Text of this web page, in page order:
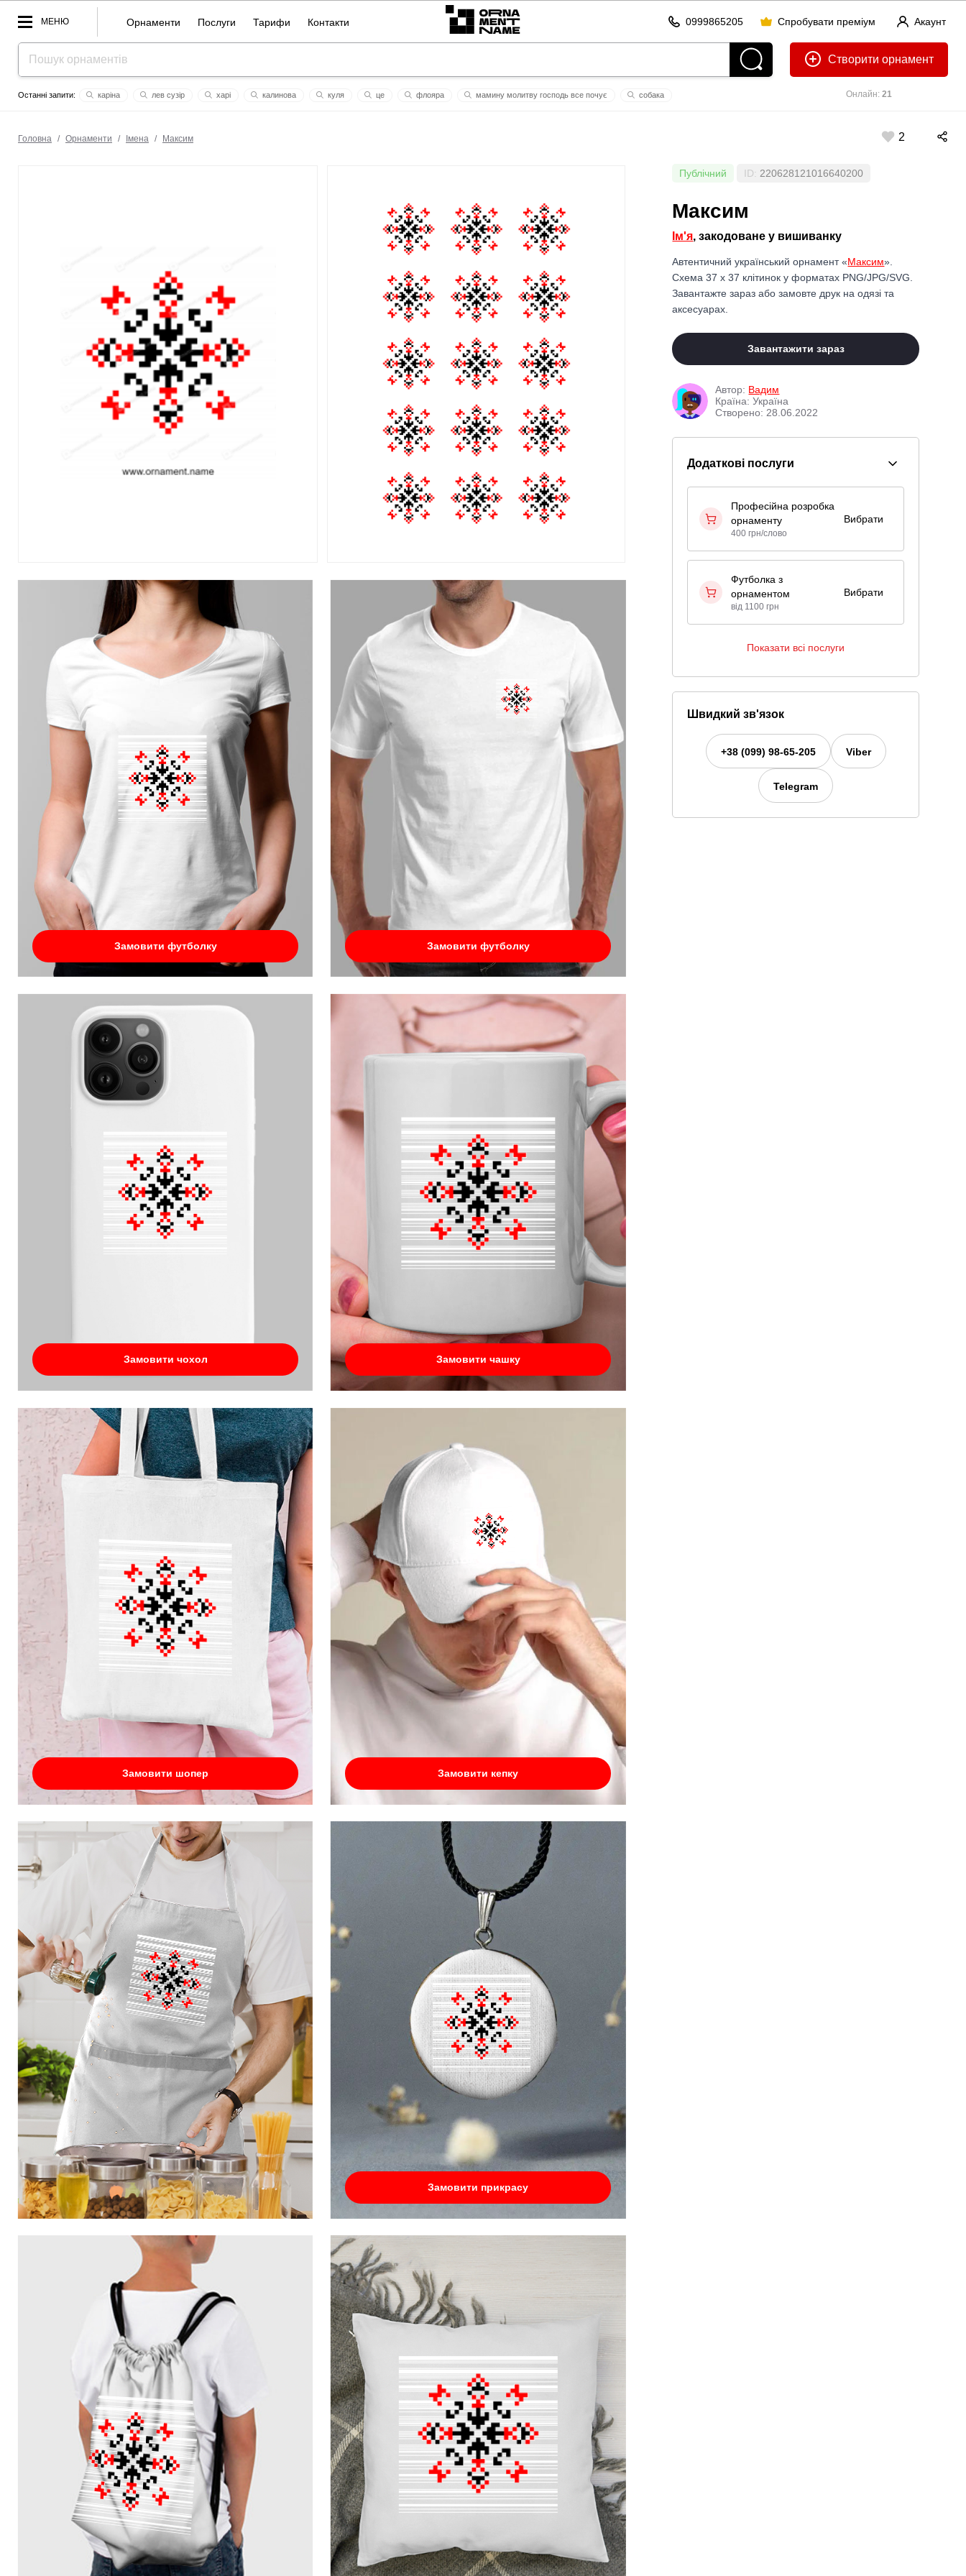
МЕНЮ Орнаменти Послуги Тарифи Контакти Акаунт
0999865205 Спробувати преміум
Створити
Онлайн: 21
каріна лев сузір харі калинова куля це флояра мамину молитву господь все почує
собака
Головна / Орнаменти / Імена / Максим 2
Замовити футболку Замовити футболку
Замовити чохол Замовити чашку
Замовити шопер Замовити кепку
Замовити прикрасу
Публічний ID: 220628121016640200
Максим
Ім'я, закодоване у вишиванку
Автентичний український орнамент «Максим».
Схема 37 x 37 клітинок у форматах PNG/JPG/SVG.
Завантажте зараз або замовте друк на одязі та
аксесуарах.
Завантажити зараз
Автор: Вадим
Країна: Україна
Створено: 28.06.2022
Додаткові послуги
Професійна розробка
орнаменту
400 грн/слово
Вибрати
Футболка з
орнаментом
від 1100 грн
Вибрати
Показати всі послуги
Швидкий зв'язок
+38 (099) 98-65-205 Viber
Telegram